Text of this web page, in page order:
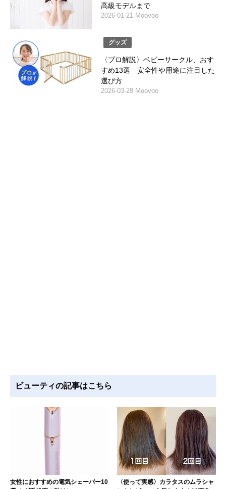
高級モデルまで
2026-01-21 Moovoo
グッズ
〈プロ解説〉ベビーサークル、おす
すめ13選 安全性や用途に注目した
選び方
2026-03-28 Moovoo
ビューティの記事はこちら
女性におすすめの電気シェーバー10
〈使って実感〉カラタスのムラシャ